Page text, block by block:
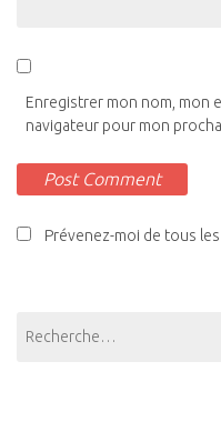
Enregistrer mon nom, mon
navigateur pour mon
Prévenez-moi de tous